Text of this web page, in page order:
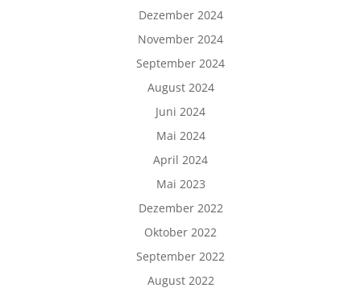
Dezember 2024
November 2024
September 2024
August 2024
Juni 2024
Mai 2024
April 2024
Mai 2023
Dezember 2022
Oktober 2022
September 2022
August 2022